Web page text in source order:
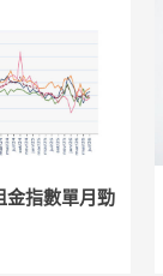
金指數單月勁